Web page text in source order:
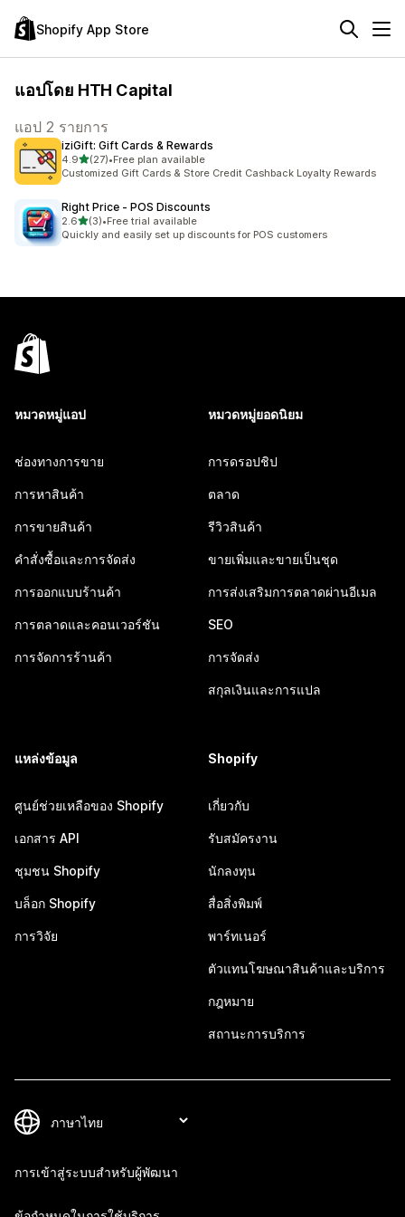
Shopify App Store
แอปโดย HTH Capital
แอป 2 รายการ
iziGift: Gift Cards & Rewards
4.9เต็ม 5 ดาว
(27)
ทั้งหมด 27 รีวิว
•Free plan available
Customized Gift Cards & Store Credit Cashback Loyalty Rewards
Right Price ‑ POS Discounts
2.6เต็ม 5 ดาว
(3)
ทั้งหมด 3 รีวิว
•Free trial available
Quickly and easily set up discounts for POS customers
หมวดหมู่แอป
ช่องทางการขาย
การหาสินค้า
การขายสินค้า
คำสั่งซื้อและการจัดส่ง
การออกแบบร้านค้า
การตลาดและคอนเวอร์ชัน
การจัดการร้านค้า
หมวดหมู่ยอดนิยม
การดรอปชิป
ตลาด
รีวิวสินค้า
ขายเพิ่มและขายเป็นชุด
การส่งเสริมการตลาดผ่านอีเมล
SEO
การจัดส่ง
สกุลเงินและการแปล
แหล่งข้อมูล
ศูนย์ช่วยเหลือของ Shopify
เอกสาร API
ชุมชน Shopify
บล็อก Shopify
การวิจัย
Shopify
เกี่ยวกับ
รับสมัครงาน
นักลงทุน
สื่อสิ่งพิมพ์
พาร์ทเนอร์
ตัวแทนโฆษณาสินค้าและบริการ
กฎหมาย
สถานะการบริการ
การเข้าสู่ระบบสำหรับผู้พัฒนา